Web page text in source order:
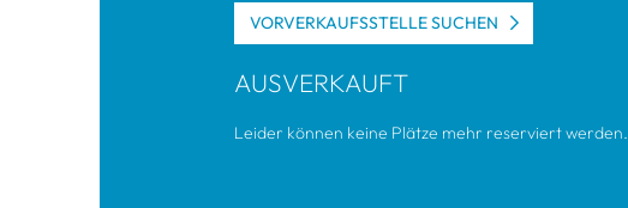
VOR­VER­KAUFS­STELLE SUCHEN
AUS­VER­KAUFT
Lei­der kön­nen keine Plätze mehr reser­viert wer­den.